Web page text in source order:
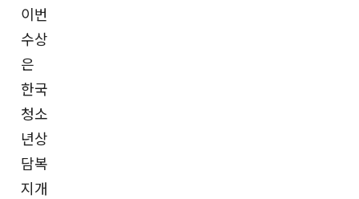
이번
수상
은
한국
청소
년상
담복
지개